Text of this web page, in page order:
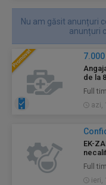
Nu am găsit anunțuri
anunțuri
7.000
de la
Full
azi,
EK-
Full
ieri,